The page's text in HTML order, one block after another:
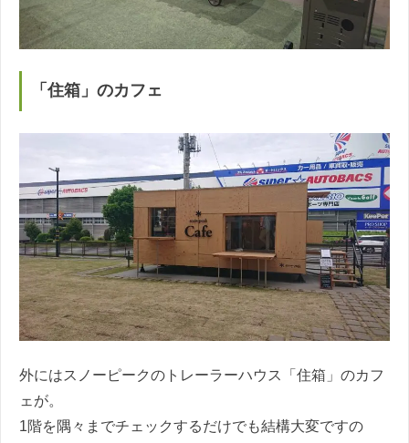
「住箱」のカフェ
外にはスノーピークのトレーラーハウス「住箱」のカフ
ェが。
1階を隅々までチェックするだけでも結構大変ですの